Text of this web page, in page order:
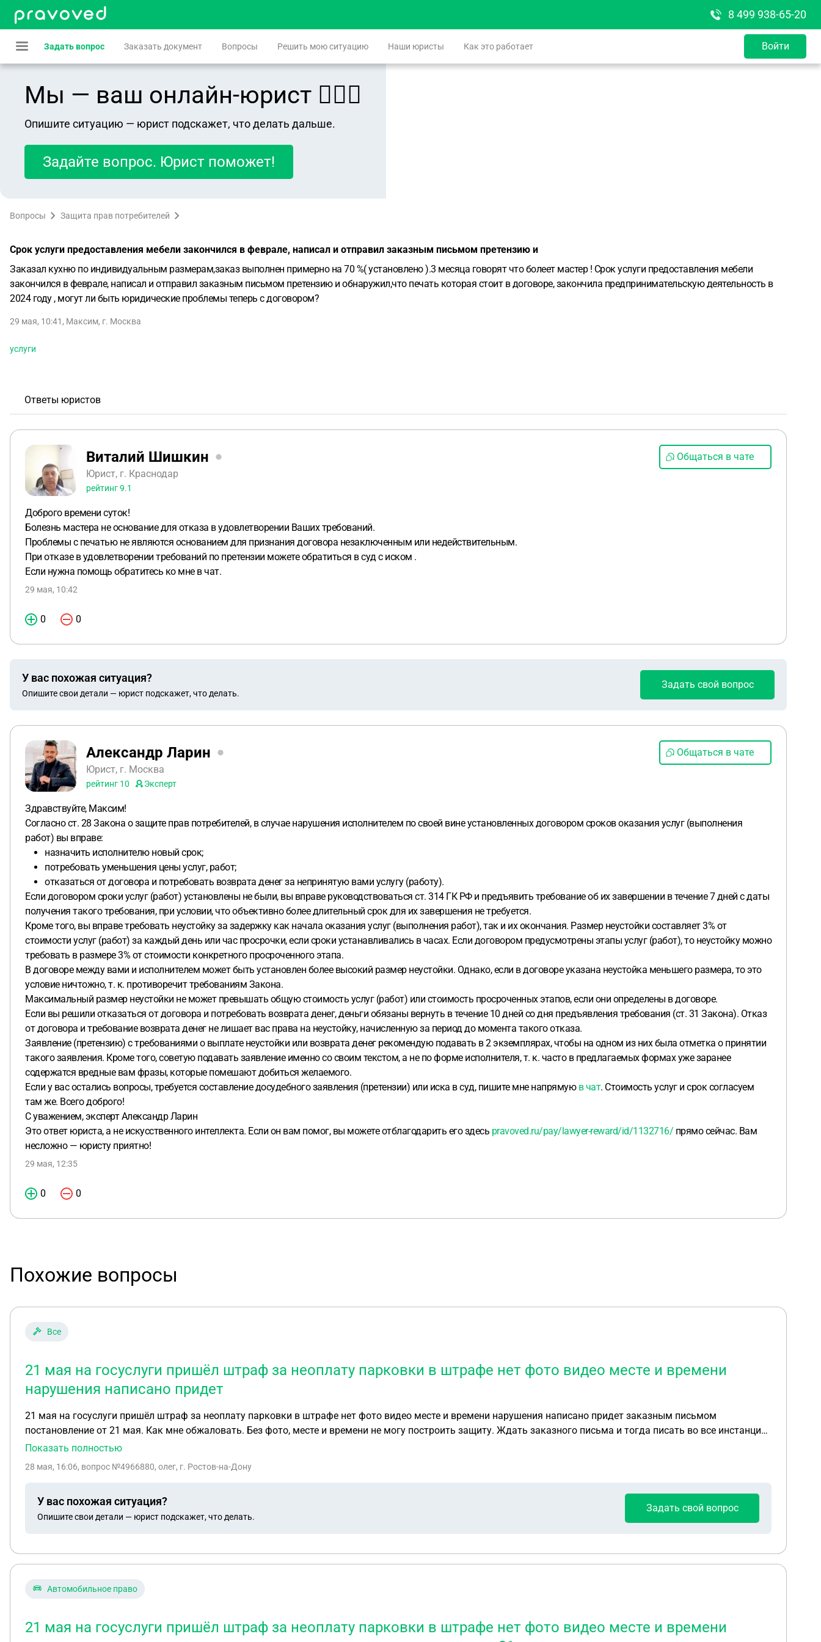
8 499 938-65-20
Задать вопрос Заказать документ Вопросы Решить мою ситуацию Наши юристы Как это работает Войти
Мы — ваш онлайн-юрист 👨🏻‍⚖️
Опишите ситуацию — юрист подскажет, что делать дальше.
Задайте вопрос. Юрист поможет!
Вопросы Защита прав потребителей
Срок услуги предоставления мебели закончился в феврале, написал и отправил заказным письмом претензию и
Заказал кухню по индивидуальным размерам,заказ выполнен примерно на 70 %( установлено ).3 месяца говорят что болеет мастер ! Срок услуги предоставления мебели
закончился в феврале, написал и отправил заказным письмом претензию и обнаружил,что печать которая стоит в договоре, закончила предпринимательскую деятельность в
2024 году , могут ли быть юридические проблемы теперь с договором?
29 мая, 10:41 , Максим, г. Москва
услуги
Ответы юристов
Виталий Шишкин
Юрист, г. Краснодар
рейтинг9.1
Общаться в чате
Доброго времени суток!
Болезнь мастера не основание для отказа в удовлетворении Ваших требований.
Проблемы с печатью не являются основанием для признания договора незаключенным или недействительным.
При отказе в удовлетворении требований по претензии можете обратиться в суд с иском .
Если нужна помощь обратитесь ко мне в чат.
29 мая, 10:42
0 0
У вас похожая ситуация?
Опишите свои детали — юрист подскажет, что делать.
Задать свой вопрос
Александр Ларин
Юрист, г. Москва
рейтинг 10 Эксперт
Общаться в чате
Здравствуйте, Максим!
Согласно ст. 28 Закона о защите прав потребителей, в случае нарушения исполнителем по своей вине установленных договором сроков оказания услуг (выполнения
работ) вы вправе:
назначить исполнителю новый срок;
потребовать уменьшения цены услуг, работ;
отказаться от договора и потребовать возврата денег за непринятую вами услугу (работу).
Если договором сроки услуг (работ) установлены не были, вы вправе руководствоваться ст. 314 ГК РФ и предъявить требование об их завершении в течение 7 дней с даты
получения такого требования, при условии, что объективно более длительный срок для их завершения не требуется.
Кроме того, вы вправе требовать неустойку за задержку как начала оказания услуг (выполнения работ), так и их окончания. Размер неустойки составляет 3% от
стоимости услуг (работ) за каждый день или час просрочки, если сроки устанавливались в часах. Если договором предусмотрены этапы услуг (работ), то неустойку можно
требовать в размере 3% от стоимости конкретного просроченного этапа.
В договоре между вами и исполнителем может быть установлен более высокий размер неустойки. Однако, если в договоре указана неустойка меньшего размера, то это
условие ничтожно, т. к. противоречит требованиям Закона.
Максимальный размер неустойки не может превышать общую стоимость услуг (работ) или стоимость просроченных этапов, если они определены в договоре.
Если вы решили отказаться от договора и потребовать возврата денег, деньги обязаны вернуть в течение 10 дней со дня предъявления требования (ст. 31 Закона). Отказ
от договора и требование возврата денег не лишает вас права на неустойку, начисленную за период до момента такого отказа.
Заявление (претензию) с требованиями о выплате неустойки или возврата денег рекомендую подавать в 2 экземплярах, чтобы на одном из них была отметка о принятии
такого заявления. Кроме того, советую подавать заявление именно со своим текстом, а не по форме исполнителя, т. к. часто в предлагаемых формах уже заранее
содержатся вредные вам фразы, которые помешают добиться желаемого.
Если у вас остались вопросы, требуется составление досудебного заявления (претензии) или иска в суд, пишите мне напрямую в чат. Стоимость услуг и срок согласуем
там же. Всего доброго!
С уважением, эксперт Александр Ларин
Это ответ юриста, а не искусственного интеллекта. Если он вам помог, вы можете отблагодарить его здесь pravoved.ru/pay/lawyer-reward/id/1132716/ прямо сейчас. Вам
несложно — юристу приятно!
29 мая, 12:35
0 0
Похожие вопросы
Все
21 мая на госуслуги пришёл штраф за неоплату парковки в штрафе нет фото видео месте и времени
нарушения написано придет
21 мая на госуслуги пришёл штраф за неоплату парковки в штрафе нет фото видео месте и времени нарушения написано придет заказным письмом
постановление от 21 мая. Как мне обжаловать. Без фото, месте и времени не могу построить защиту. Ждать заказного письма и тогда писать во все инстанции.
Или уже писать чтобы не пропустить сроки давностиссылаясь на отсутствие доказательств, а потом по ходу, если появятся переиграт. Заранее спасибо, с
Показать полностью
28 мая, 16:06, вопрос №4966880, олег, г. Ростов-на-Дону
У вас похожая ситуация?
Опишите свои детали — юрист подскажет, что делать.
Задать свой вопрос
Автомобильное право
21 мая на госуслуги пришёл штраф за неоплату парковки в штрафе нет фото видео месте и времени